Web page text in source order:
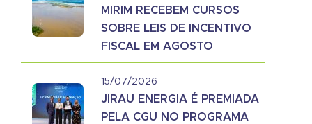
MIRIM RECEBEM CURSOS
SOBRE LEIS DE INCENTIVO
FISCAL EM AGOSTO
15/07/2026
JIRAU ENERGIA É PREMIADA
PELA CGU NO PROGRAMA